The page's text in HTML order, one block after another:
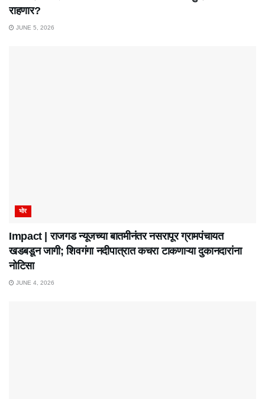
राहणार?
JUNE 5, 2026
भोर
Impact | राजगड न्यूजच्या बातमीनंतर नसरापूर ग्रामपंचायत
खडबडून जागी; शिवगंगा नदीपात्रात कचरा टाकणाऱ्या दुकानदारांना
नोटिसा
JUNE 4, 2026